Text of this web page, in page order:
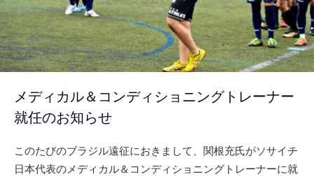
メディカル＆コンディショニングトレーナー
就任のお知らせ
このたびのブラジル遠征におきまして、関根充氏がソサイチ
日本代表のメディカル＆コンディショニングトレーナーに就